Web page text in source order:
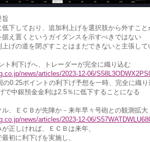
旨
低下しており、追加利上げを選択肢から外すこと
据え置くというガイダンスを示すべきではない
げの道を閉ざすことはまだできないと主張して
ト利下げへ、トレーダーが完全に織り込む
news/articles/2023-12-06/
の0.25ポイントの利下げ予想を一時、完全に織り
で中銀預金金利は2.5％に低下することになる
、ＥＣＢが先陣か－来年早々号砲との観測拡大
news/articles/2023-12-06/
正しければ、ＥＣＢは来年、
初に利下げを実施し、